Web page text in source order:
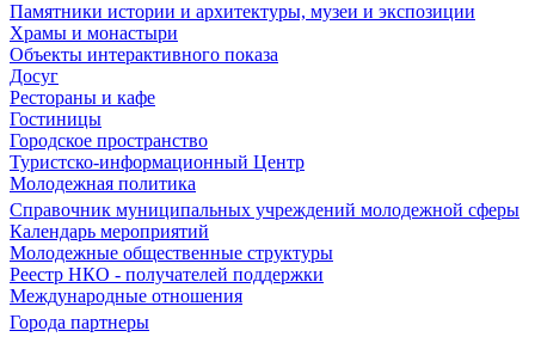
Памятники истории и архитектуры, музеи и экспозиции
Храмы и монастыри
Объекты интерактивного показа
Досуг
Рестораны и кафе
Гостиницы
Городское пространство
Туристско-информационный Центр
Молодежная политика
Справочник муниципальных учреждений молодежной сферы
Календарь мероприятий
Молодежные общественные структуры
Реестр НКО - получателей поддержки
Международные отношения
Города партнеры